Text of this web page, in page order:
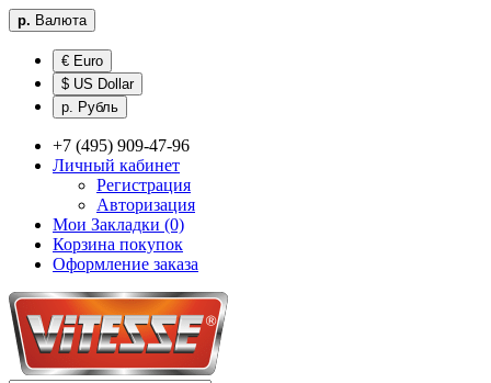
р. Валюта
€ Euro
$ US Dollar
р. Рубль
+7 (495) 909-47-96
Личный кабинет
Регистрация
Авторизация
Мои Закладки (0)
Корзина покупок
Оформление заказа